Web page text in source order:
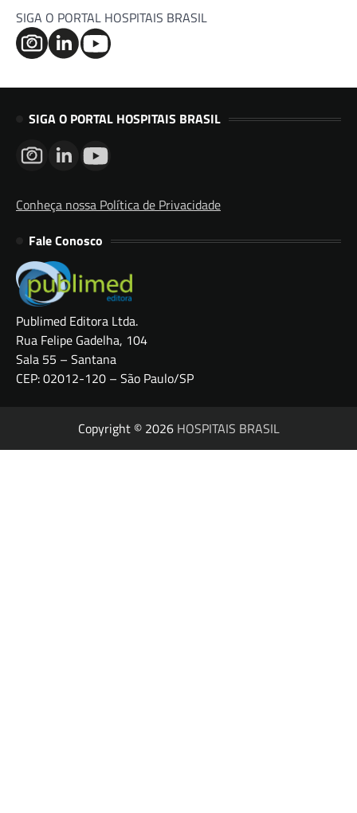
SIGA O PORTAL HOSPITAIS BRASIL
SIGA O PORTAL HOSPITAIS BRASIL
Conheça nossa Política de Privacidade
Fale Conosco
Publimed Editora Ltda.
Rua Felipe Gadelha, 104
Sala 55 – Santana
CEP: 02012-120 – São Paulo/SP
Copyright © 2026 HOSPITAIS BRASIL